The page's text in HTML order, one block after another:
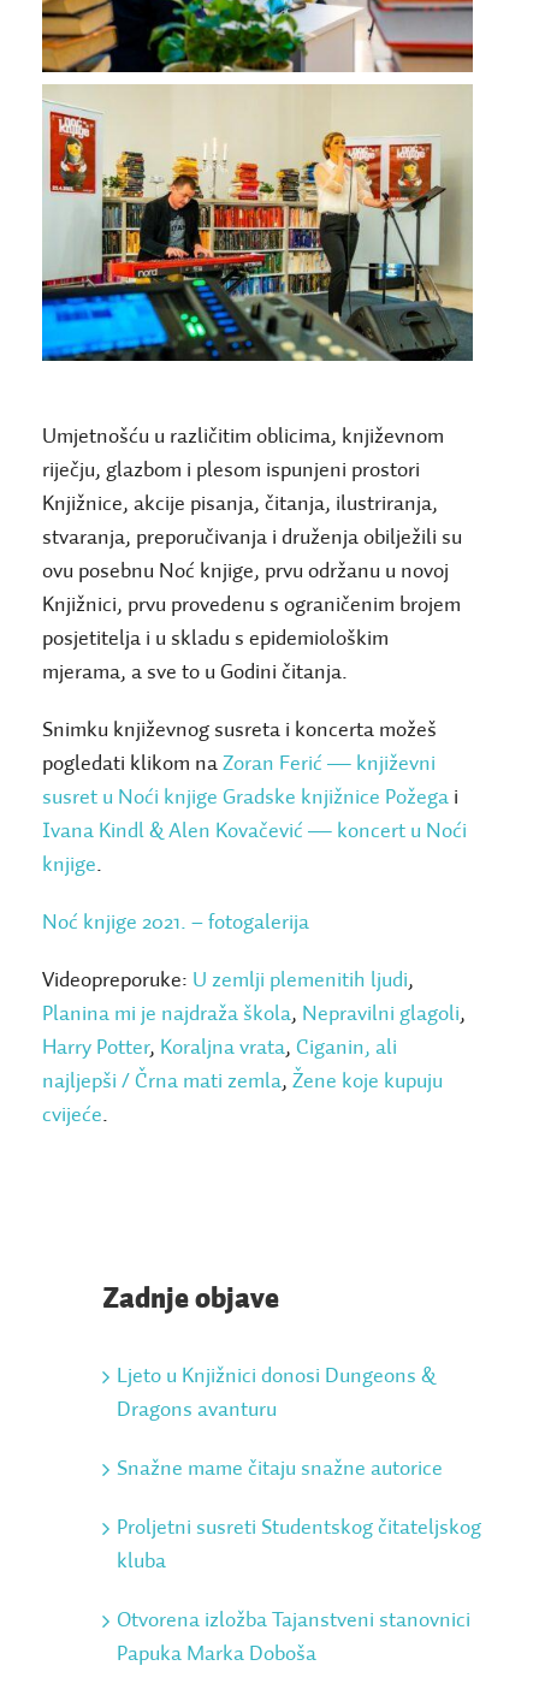
Umjetnošću u različitim oblicima, književnom
riječju, glazbom i plesom ispunjeni prostori
Knjižnice, akcije pisanja, čitanja, ilustriranja,
stvaranja, preporučivanja i druženja obilježili su
ovu posebnu Noć knjige, prvu održanu u novoj
Knjižnici, prvu provedenu s ograničenim brojem
posjetitelja i u skladu s epidemiološkim
mjerama, a sve to u Godini čitanja.
Snimku književnog susreta i koncerta možeš
pogledati klikom naZoran Ferić — književni
susret u Noći knjige Gradske knjižnice Požega i
Ivana Kindl & Alen Kovačević — koncert u Noći
knjige.
Noć knjige 2021. – fotogalerija
Videopreporuke: U zemlji plemenitih ljudi,
Planina mi je najdraža škola, Nepravilni glagoli,
Harry Potter, Koraljna vrata,Ciganin, ali
najljepši / Črna mati zemla,Žene koje kupuju
cvijeće.
Zadnje objave
Ljeto u Knjižnici donosi Dungeons &
Dragons avanturu
Snažne mame čitaju snažne autorice
Proljetni susreti Studentskog čitateljskog
kluba
Otvorena izložba Tajanstveni stanovnici
Papuka Marka Doboša